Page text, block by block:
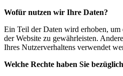
Wofür nutzen wir Ihre Daten?
Ein Teil der Daten wird erhoben,
der Website zu gewährleisten.
Ihres Nutzerverhaltens verwendet
Welche Rechte haben Sie